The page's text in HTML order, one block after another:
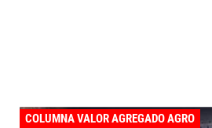
COLUMNA VALOR AGREGADO AGRO